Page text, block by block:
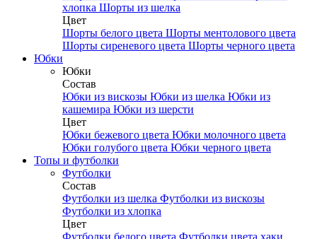
хлопка Шорты из шелка
Цвет
Шорты белого цвета Шорты ментолового цвета
Шорты сиреневого цвета Шорты черного цвета
Юбки
Юбки
Состав
Юбки из вискозы Юбки из шелка Юбки из
кашемира Юбки из шерсти
Цвет
Юбки бежевого цвета Юбки молочного цвета
Юбки голубого цвета Юбки черного цвета
Топы и футболки
Футболки
Состав
Футболки из шелка Футболки из вискозы
Футболки из хлопка
Цвет
Футболки белого цвета Футболки цвета хаки